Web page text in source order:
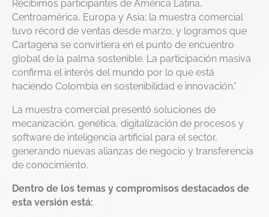
Recibimos participantes de América Latina,
Centroamérica, Europa y Asia; la muestra comercial
tuvo récord de ventas desde marzo; y logramos que
Cartagena se convirtiera en el punto de encuentro
global de la palma sostenible. La participación masiva
confirma el interés del mundo por lo que está
haciendo Colombia en sostenibilidad e innovación.”
La muestra comercial presentó soluciones de
mecanización, genética, digitalización de procesos y
software de inteligencia artificial para el sector,
generando nuevas alianzas de negocio y transferencia
de conocimiento.
Dentro de los temas y compromisos destacados de
esta versión está: